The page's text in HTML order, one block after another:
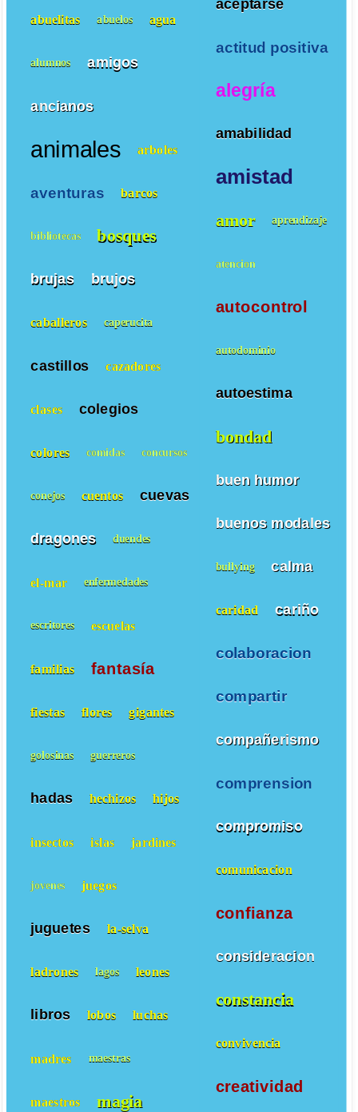
aceptarse
actitud positiva
alegría
amabilidad
amistad
amor aprendizaje
atencion
autocontrol
autodominio
autoestima
bondad
buen humor
buenos modales
bullying calma
caridad cariño
colaboracion
compartir
compañerismo
comprension
compromiso
comunicacion
confianza
consideracion
constancia
convivencia
creatividad
abuelitas abuelos agua
alumnos amigos
ancianos
animales arboles
aventuras barcos
bibliotecas bosques
brujas brujos
caballeros caperucita
castillos cazadores
clases colegios
colores comidas concursos
conejos cuentos cuevas
dragones duendes
el-mar enfermedades
escritores escuelas
familias fantasía
fiestas flores gigantes
golosinas guerreros
hadas hechizos hijos
insectos islas jardines
jovenes juegos
juguetes la-selva
ladrones lagos leones
libros lobos luchas
madres maestras
maestros magia